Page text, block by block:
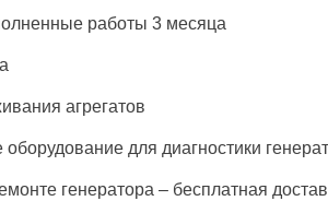
работы 3 месяца
агрегатов
для диагностики
генератора – бесплатная